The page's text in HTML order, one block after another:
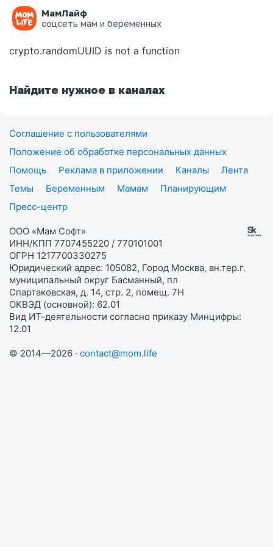
МамЛайф
соцсеть мам и беременных
Ошибка на странице
crypto.randomUUID is not a function
Найдите нужное в каналах
Соглашение с пользователями
Положение об обработке персональных данных
Помощь
Реклама в приложении Каналы
Лента
Темы
Беременным Мамам
Планирующим
Пресс-центр
ООО «Мам Софт»
ИНН/КПП 7707455220 / 770101001
ОГРН 1217700330275
Юридический адрес: 105082, Город Москва, вн.тер.г.
муниципальный округ Басманный, пл
Спартаковская, д. 14, стр. 2, помещ. 7Н
ОКВЭД (основной): 62.01
Вид ИТ-деятельности согласно приказу Минцифры:
12.01
© 2014—2026 · contact@mom.life